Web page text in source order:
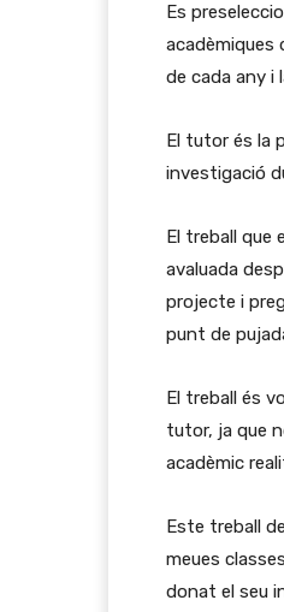
Es
acadèmiques
de cada any i
El tutor és la
investigació
El treball que
avaluada
projecte i
punt de
El treball és
tutor, ja que
acadèmic
Este treball
meues
donat el seu